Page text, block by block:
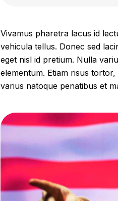
Vivamus pharetra lacus id
vehicula tellus. Donec sed
eget nisl id pretium. Nulla
elementum. Etiam risus
varius natoque penatibus et